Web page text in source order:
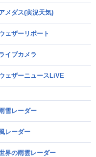
メダス(実況天気)
ェザーリポート
イブカメラ
ェザーニュースLiVE
雪レーダー
レーダー
界の雨雲レーダー